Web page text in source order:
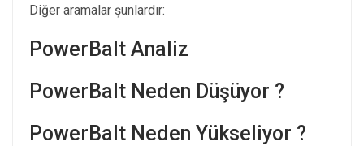
Diğer aramalar şunlardır:
PowerBalt Analiz
PowerBalt Neden Düşüyor ?
PowerBalt Neden Yükseliyor ?